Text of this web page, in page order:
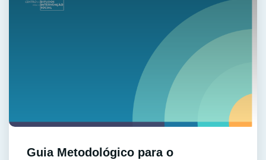
Guia Metodológico para o